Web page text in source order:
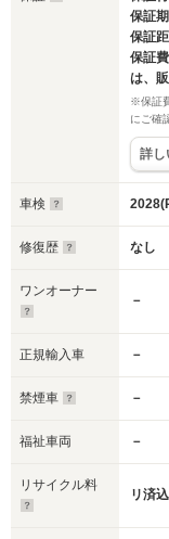
保証
保証
保証
は、
※保証
にご確
詳し
車検
修復歴 なし
ワンオーナー
－
正規輸入車 －
禁煙車 －
福祉車両 －
リサイクル料
リ済込